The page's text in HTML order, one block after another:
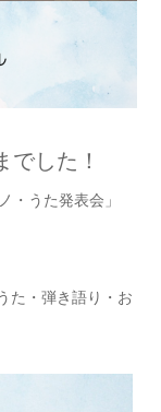
でした！
・うた発表会」
た・弾き語り・お